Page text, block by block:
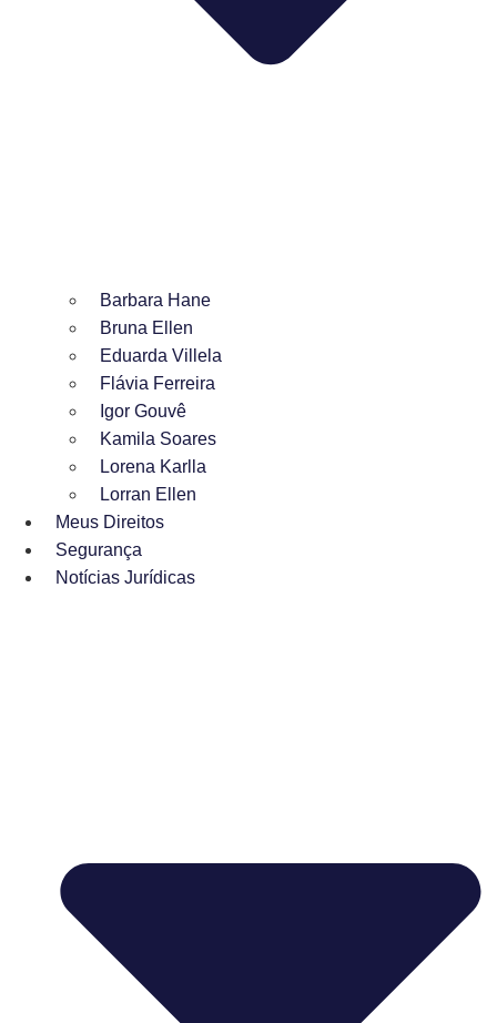
Barbara Hane
Bruna Ellen
Eduarda Villela
Flávia Ferreira
Igor Gouvê
Kamila Soares
Lorena Karlla
Lorran Ellen
Meus Direitos
Segurança
Notícias Jurídicas